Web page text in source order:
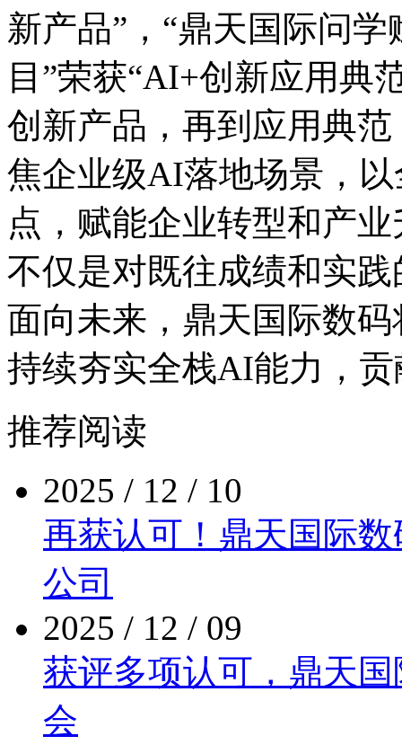
新产品”，“鼎天国际
目”荣获“AI+创新应用典
创新产品，再到应用典
焦企业级AI落地场景，
点，赋能企业转型和产
不仅是对既往成绩和实践
面向未来，鼎天国际
持续夯实全栈AI能力
推荐阅读
2025 / 12 / 10
再获认可！鼎天国
公司
2025 / 12 / 09
获评多项认可，鼎
会